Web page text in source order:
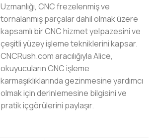
Uzmanlığı, CNC frezelenmiş ve
tornalanmış parçalar dahil olmak üzere
kapsamlı bir CNC hizmet yelpazesini ve
çeşitli yüzey işleme tekniklerini kapsar.
CNCRush.com aracılığıyla Alice,
okuyucuların CNC işleme
karmaşıklıklarında gezinmesine yardımcı
olmak için derinlemesine bilgisini ve
pratik içgörülerini paylaşır.